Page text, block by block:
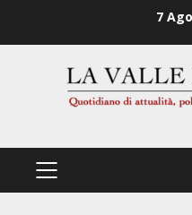
7
PRIMÄRES